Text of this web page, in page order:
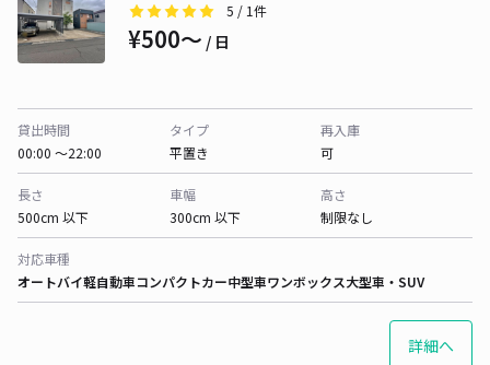
5 / 1件
¥500〜 / 日
貸出時間
00:00 〜22:00
タイプ
平置き
再入庫
可
長さ
500cm 以下
車幅
300cm 以下
高さ
制限なし
対応車種
オートバイ軽自動車コンパクトカー中型車ワンボックス大型車・SUV
詳細へ